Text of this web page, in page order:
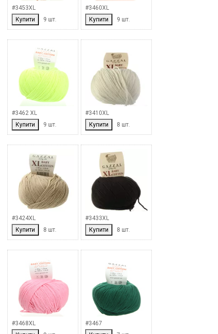
#3453XL
Купити
9 шт.
#3460XL
Купити
9 шт.
#3462 XL
Купити
9 шт.
#3410XL
Купити
8 шт.
#3424XL
Купити
8 шт.
#3433XL
Купити
8 шт.
#3468XL
#3467